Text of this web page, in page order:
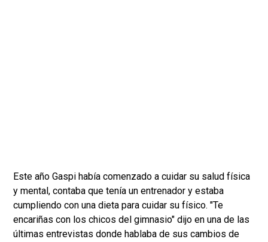
Este año Gaspi había comenzado a cuidar su salud física
y mental, contaba que tenía un entrenador y estaba
cumpliendo con una dieta para cuidar su físico. "Te
encariñas con los chicos del gimnasio" dijo en una de las
últimas entrevistas donde hablaba de sus cambios de